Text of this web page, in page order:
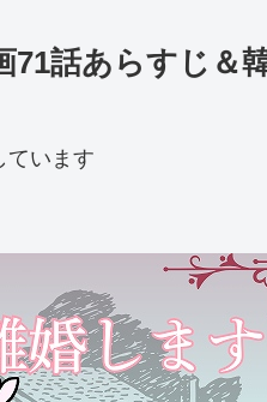
話あらすじ＆
います